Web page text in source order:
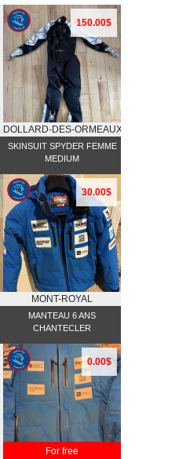
150.00$
DOLLARD-DES-ORMEAUX
SKINSUIT SPYDER FEMME
MEDIUM
30.00$
MONT-ROYAL
MANTEAU 6 ANS
CHANTECLER
0.00$
For free